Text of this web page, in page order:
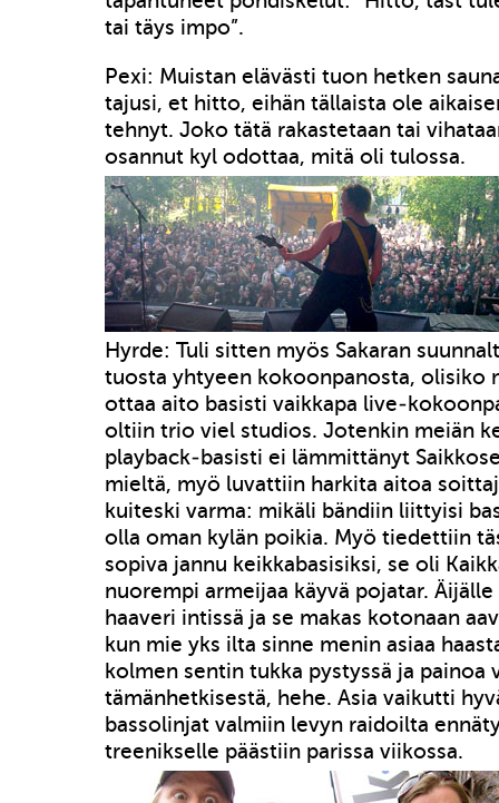
tai täys impo”.
Pexi: Muistan elävästi tuon hetken
tajusi, et hitto, eihän tällaista ole
tehnyt. Joko tätä rakastetaan tai
osannut kyl odottaa, mitä oli tulossa.
Hyrde: Tuli sitten myös Sakaran
tuosta yhtyeen kokoonpanosta, olisiko
ottaa aito basisti vaikkapa live-
oltiin trio viel studios. Jotenkin meiän
playback-basisti ei lämmittänyt
mieltä, myö luvattiin harkita aitoa
kuiteski varma: mikäli bändiin liittyisi
olla oman kylän poikia. Myö tiedettiin
sopiva jannu keikkabasisiksi, se oli
nuorempi armeijaa käyvä pojatar.
haaveri intissä ja se makas kotonaan
kun mie yks ilta sinne menin asiaa
kolmen sentin tukka pystyssä ja painoa
tämänhetkisestä, hehe. Asia vaikutti
bassolinjat valmiin levyn raidoilta
treenikselle päästiin parissa viikossa.